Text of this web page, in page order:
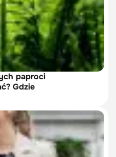
paproci
Gdzie